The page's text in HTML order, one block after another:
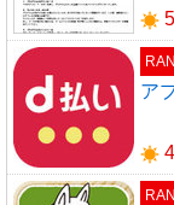
ア